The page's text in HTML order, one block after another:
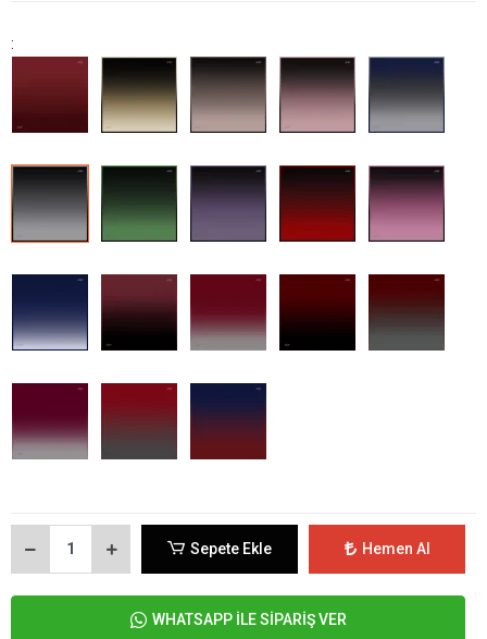
:
Sepete Ekle Hemen Al
WHATSAPP İLE SİPARİŞ VER